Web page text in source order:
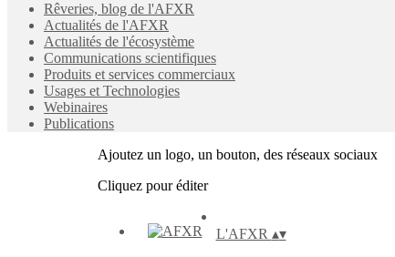
Rêveries, blog de l'AFXR
Actualités de l'AFXR
Actualités de l'écosystème
Communications scientifiques
Produits et services commerciaux
Usages et Technologies
Webinaires
Publications
Ajoutez un logo, un bouton, des réseaux sociaux
Cliquez pour éditer
L'AFXR ▴▾